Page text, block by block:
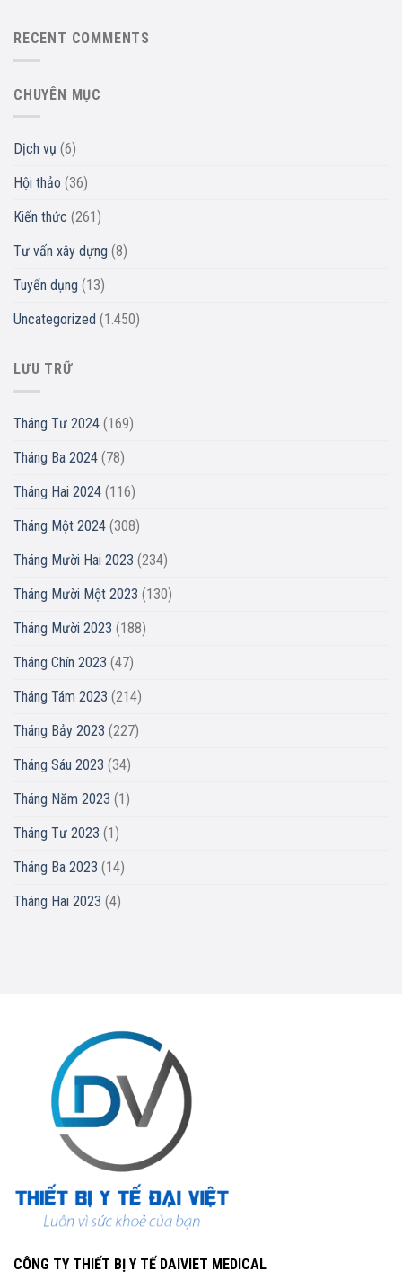
RECENT COMMENTS
CHUYÊN MỤC
Dịch vụ (6)
Hội thảo (36)
Kiến thức (261)
Tư vấn xây dựng (8)
Tuyển dụng (13)
Uncategorized (1.450)
LƯU TRỮ
Tháng Tư 2024 (169)
Tháng Ba 2024 (78)
Tháng Hai 2024 (116)
Tháng Một 2024 (308)
Tháng Mười Hai 2023 (234)
Tháng Mười Một 2023 (130)
Tháng Mười 2023 (188)
Tháng Chín 2023 (47)
Tháng Tám 2023 (214)
Tháng Bảy 2023 (227)
Tháng Sáu 2023 (34)
Tháng Năm 2023 (1)
Tháng Tư 2023 (1)
Tháng Ba 2023 (14)
Tháng Hai 2023 (4)
CÔNG TY THIẾT BỊ Y TẾ DAIVIET MEDICAL